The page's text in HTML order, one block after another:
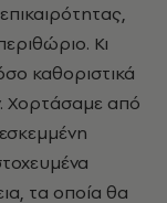
Κι
καθοριστικά
Χορτάσαμε από
τα οποία θα